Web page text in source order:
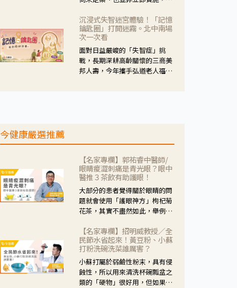
人杰藥師表示，這三款藥物目
的、作用、風險各有不同，管制
與否所帶來的後許影響也不同，
可先了解其特性。
沉浸式失智迷宮體驗！「記憶
鑰匙圈」打開迷霧。北中南場
次一次看
面對日益嚴峻的「失智症」挑
戰，長期深耕高齡關懷的三商美
邦人壽，今年攜手弘道老人福利
生活挑戰。
今健康嚴選推薦
【名家專欄】郭祐睿中醫師/
眼睛痠澀刺痛是青光眼？眼中
醫推３茶飲有助護眼！
大部分的患者覺得關於眼睛的問
題就會使用「護眼神方」枸杞菊
花茶，其實不盡然如此，舉例來
紅、眼睛痛、眼屎多而且顏色
黃，當然就可以使用枸杞菊花
茶，但是枸杞的劑量要少，菊花
的劑量要多；若是有以上症狀以
外，眼睛還會有灼熱感，眼屎多
到會「牽絲」，也就是水樣分泌
【名家專欄】招明威教授／全
民節水省起來！黃豆粉、小蘇
打粉洗碗洗菜誰厲害？
小蘇打屬於弱鹼性粉末，具有侵
蝕性，所以用來清洗杯碗瓢盆之
類的「硬物」很好用，但如果用